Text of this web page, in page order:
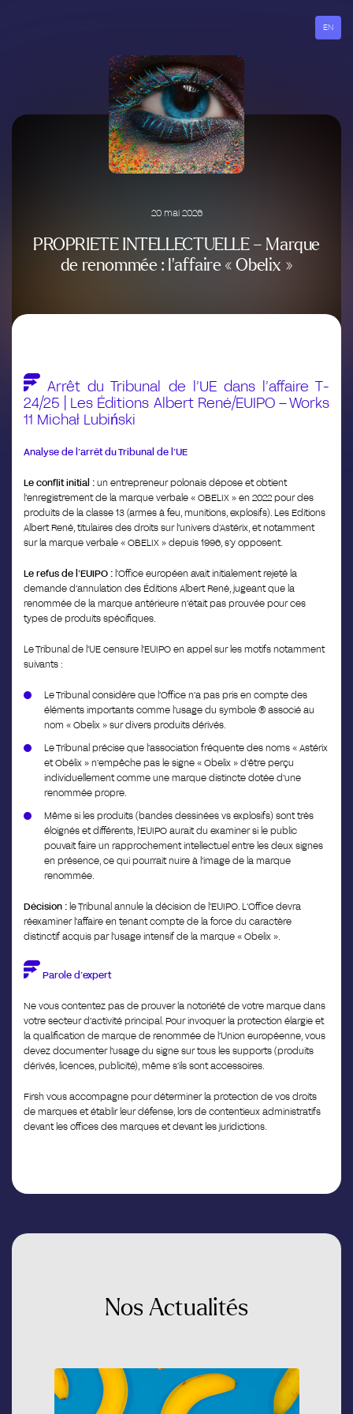
EN
20 mai 2026
PROPRIETE INTELLECTUELLE – Marque
de renommée : l’affaire « Obelix »
Arrêt du Tribunal de l’UE dans l’affaire T-
24/25 | Les Éditions Albert René/EUIPO – Works
11 Michał Lubiński
Analyse de l’arrêt du Tribunal de l’UE
Le conflit initial : un entrepreneur polonais dépose et obtient
l’enregistrement de la marque verbale « OBELIX » en 2022 pour des
produits de la classe 13 (armes à feu, munitions, explosifs). Les Editions
Albert René, titulaires des droits sur l’univers d’Astérix, et notamment
sur la marque verbale « OBELIX » depuis 1996, s’y opposent.
Le refus de l’EUIPO : l’Office européen avait initialement rejeté la
demande d’annulation des Éditions Albert René, jugeant que la
renommée de la marque antérieure n’était pas prouvée pour ces
types de produits spécifiques.
Le Tribunal de l’UE censure l’EUIPO en appel sur les motifs notamment
suivants :
Le Tribunal considère que l’Office n’a pas pris en compte des
éléments importants comme l’usage du symbole ® associé au
nom « Obelix » sur divers produits dérivés.
Le Tribunal précise que l’association fréquente des noms « Astérix
et Obélix » n’empêche pas le signe « Obelix » d’être perçu
individuellement comme une marque distincte dotée d’une
renommée propre.
Même si les produits (bandes dessinées vs explosifs) sont très
éloignés et différents, l’EUIPO aurait du examiner si le public
pouvait faire un rapprochement intellectuel entre les deux signes
en présence, ce qui pourrait nuire à l’image de la marque
renommée.
Décision : le Tribunal annule la décision de l’EUIPO. L’Office devra
réexaminer l’affaire en tenant compte de la force du caractère
distinctif acquis par l’usage intensif de la marque « Obelix ».
Parole d’expert
Ne vous contentez pas de prouver la notoriété de votre marque dans
votre secteur d’activité principal. Pour invoquer la protection élargie et
la qualification de marque de renommée de l’Union européenne, vous
devez documenter l’usage du signe sur tous les supports (produits
dérivés, licences, publicité), même s’ils sont accessoires.
Firsh vous accompagne pour déterminer la protection de vos droits
de marques et établir leur défense, lors de contentieux administratifs
devant les offices des marques et devant les juridictions.
Nos Actualités